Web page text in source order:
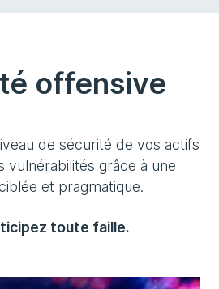
offensive
de sécurité de vos actifs
vulnérabilités grâce à une
et pragmatique.
toute faille.